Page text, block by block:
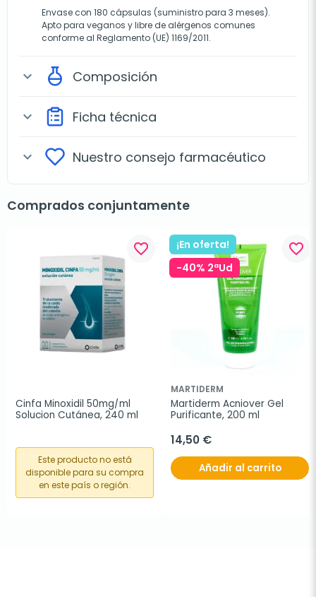
Envase con 180 cápsulas (suministro para 3 meses).
Apto para veganos y libre de alérgenos comunes
conforme al Reglamento (UE) 1169/2011.
expand_more Composición
expand_more Ficha técnica
expand_more Nuestro consejo farmacéutico
Comprados conjuntamente
favorite_border
Cinfa Minoxidil 50mg/ml
Solucion Cutánea, 240 ml
Este producto no está
disponible para su compra
en este país o región.
¡En oferta!
-40% 2ªUd
favorite_border
MARTIDERM
Martiderm Acniover Gel
Purificante, 200 ml
14,50 €
Añadir al carrito